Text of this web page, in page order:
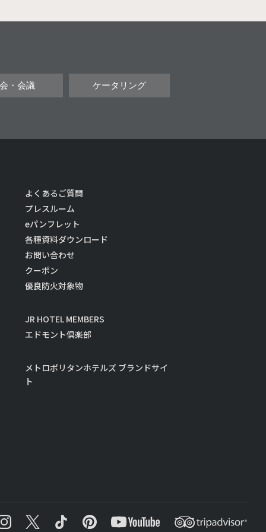
・会議 ケータリング
よくあるご質問
プレスルーム
eパンフレット
各種資料ダウンロード
お問い合わせ
クーポン
優良防火対象物
JR HOTEL MEMBERS
エドモント倶楽部
メトロポリタンホテルズ ブランドサイ
ト